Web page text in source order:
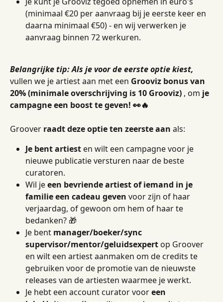
(minimaal €20 per aanvraag bij je eerste keer en
daarna minimaal €50) - en wij verwerken je
aanvraag binnen 72 werkuren.
Belangrijke tip: Als je voor de eerste optie kiest,
vullen we je artiest aan met een Grooviz bonus van
20% (minimale overschrijving is 10 Grooviz) , om je
campagne een boost te geven! 👀🔥
Groover raadt deze optie ten zeerste aan als:
Je bent artiest en wilt een campagne voor je
nieuwe publicatie versturen naar de beste
curatoren.
Wil je een bevriende artiest of iemand in je
familie een cadeau geven voor zijn of haar
verjaardag, of gewoon om hem of haar te
bedanken? 🎁
Je bent manager/boeker/sync
supervisor/mentor/geluidsexpert op Groover
en wilt een artiest aanmaken om de credits te
gebruiken voor de promotie van de nieuwste
releases van de artiesten waarmee je werkt.
Je hebt een account curator voor een